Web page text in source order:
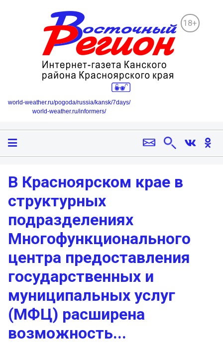
18+
world-weather.ru/pogoda/russia/kansk/7days/
world-weather.ru/informers/
В Красноярском крае в
структурных
подразделениях
Многофункционального
центра предоставления
государственных и
муниципальных услуг
(МФЦ) расширена
возможность...